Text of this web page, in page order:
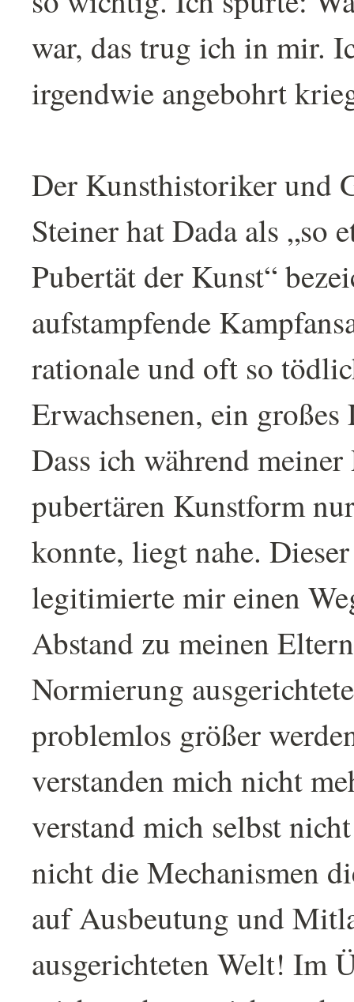
war, das trug ich in mir.
irgendwie angebohrt
Der Kunsthistoriker und
Steiner hat Dada als „so
Pubertät der Kunst“
aufstampfende
rationale und oft so
Erwachsenen, ein
Dass ich während
pubertären Kunstform
konnte, liegt nahe.
legitimierte mir einen
Abstand zu meinen
Normierung
problemlos größer
verstanden mich nicht
verstand mich selbst
nicht die Mechanismen
auf Ausbeutung und
ausgerichteten Welt! Im